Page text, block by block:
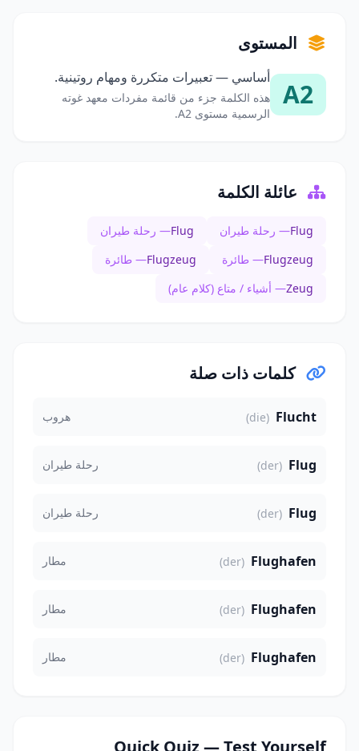
المستوى
A2
أساسي — تعبيرات متكررة ومهام روتينية.
هذه الكلمة جزء من قائمة مفردات معهد غوته
الرسمية مستوى A2.
عائلة الكلمة
Flug— رحلة طيران Flug— رحلة طيران
Flugzeug— طائرة Flugzeug— طائرة
Zeug— أشياء / متاع (كلام عام)
كلمات ذات صلة
Flucht
(die) هروب
Flug
(der) رحلة طيران
Flug
(der) رحلة طيران
Flughafen
(der) مطار
Flughafen
(der) مطار
Flughafen
(der) مطار